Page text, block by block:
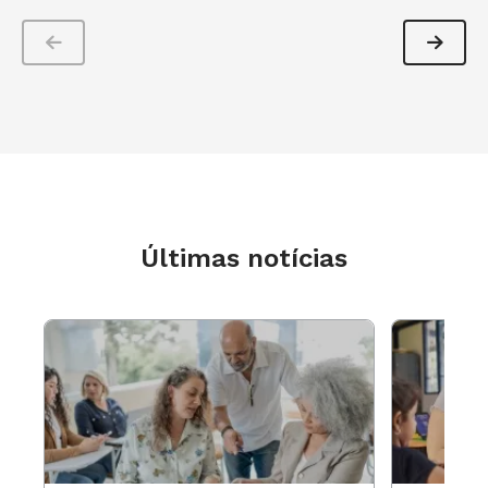
sociais que ocorrem na aprendizagem”, diz
Anita.
“profundo conhecimento do que é o processo
desenvolvimento socioemocional. O que é
típico de cada faixa etária”, explica Daniel. Por
isso, cabe a gestores e professores estudar o
que é mais adequado e perceber como os
componentes socioemocionais da BNCC
Últimas notícias